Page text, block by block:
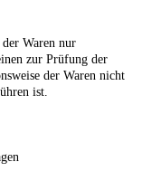
Waren nur
zur Prüfung der
der Waren nicht
ist.